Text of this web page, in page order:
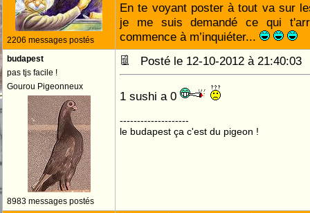
2206 messages postés
En te voyant poster à tout va sur
je me suis demandé ce qui
commence à m’inquiéter...
budapest
pas tjs facile !
Gourou Pigeonneux
8983 messages postés
Posté le 12-10-2012 à
1 sushi a 0
--------------------
le budapest ça c'est du pigeon !